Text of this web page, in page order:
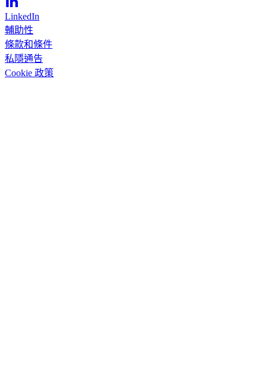
LinkedIn
輔助性
條款和條件
私隱通告
Cookie 政策